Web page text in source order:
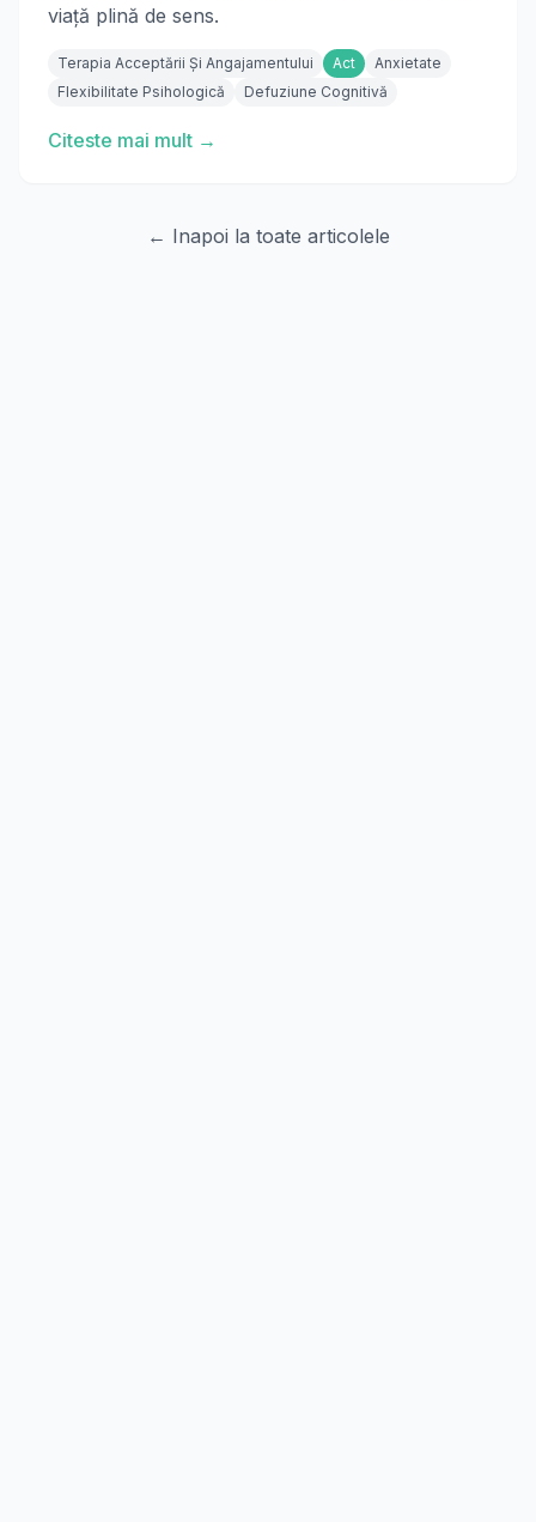
viață plină de sens.
Terapia Acceptării Și Angajamentului Act
Anxietate
Flexibilitate Psihologică
Defuziune Cognitivă
Citeste mai mult →
← Inapoi la toate articolele